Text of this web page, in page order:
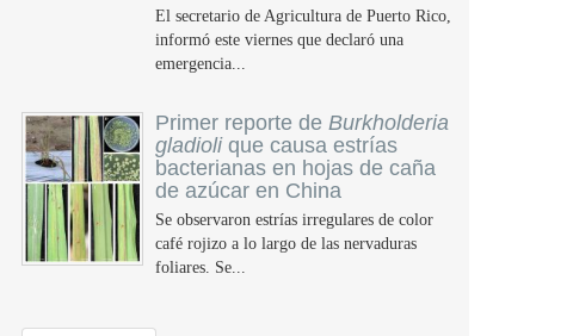
El secretario de Agricultura de Puerto Rico,
informó este viernes que declaró una
emergencia...
Primer reporte de Burkholderia
gladiolique causa estrías
bacterianas en hojas de caña
de azúcar en China
Se observaron estrías irregulares de color
café rojizo a lo largo de las nervaduras
foliares. Se...